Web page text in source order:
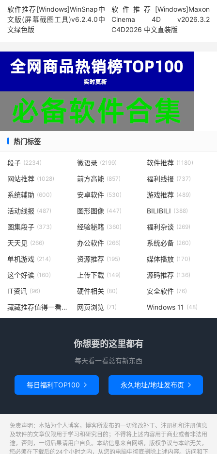
软件推荐[Windows]WinSnap中
文版(屏幕截图工具)v6.2.4.0中
文绿色版
软件推荐[Windows]Maxon
Cinema 4D v2026.3.2
C4D2026 中文直装版
热门标签
段子 (2234) 微语录 (2199) 软件推荐 (1180)
网站推荐 (1028) 前方高能 (857) 福利线报 (737)
系统辅助 (600) 安卓软件 (530) 游戏推荐 (489)
活动线报 (487) 图形图像 (447) BILIBILI (388)
图集段子 (373) 经验秘籍 (360) 福利杂谈 (269)
天天见 (266) 办公软件 (266) 系统必备 (260)
单机游戏 (214) 资源推荐 (195) 媒体播放 (170)
这个好诶 (160) 上传下载 (149) 源码推荐 (136)
IT资讯 (96) 硬件相关 (80) 安全软件 (76)
藏藏推荐值得一看 网页浏览 (71) Windows 11 (48)
你想要的这里都有
每天看一看总有新东西
每日福利TOP100  永久地址/地址发布页 
免责声明：本站为个人博客，博客所发布的一切修改补丁、注册机和注册信息
及软件的文章仅限用于学习和研究目的；不得将上述内容用于商业或者非法用
途，否则，一切后果请用户自负。本站信息来自网络，版权争议与本站无关，
您必须在下载后的24个小时之内，从您的电脑中彻底删除上述内容。访问和下